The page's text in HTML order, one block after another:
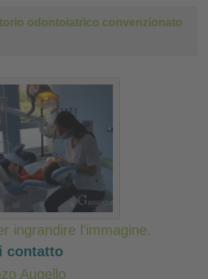
odontoiatrico convenzionato
ingrandire l'immagine.
contatto
Augello